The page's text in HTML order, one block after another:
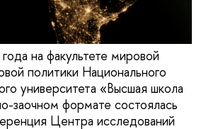
на факультете мировой
политики Национального
университета «Высшая школа
заочном формате состоялась
Центра исследований